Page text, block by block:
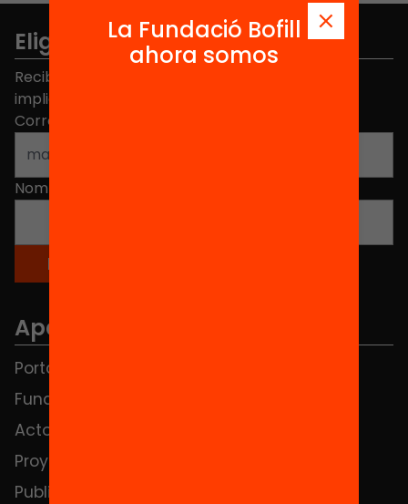
Elige equidad
Recibe contenidos, iniciativas y proyectos para
implicarte.
Correo electrónico
Nombre
Apartados
Portada
Fundación
Actos
Proyectos
Publicaciones y vídeos
La Fundació Bofill
ahora somos